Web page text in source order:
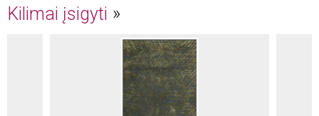
Kilimai įsigyti